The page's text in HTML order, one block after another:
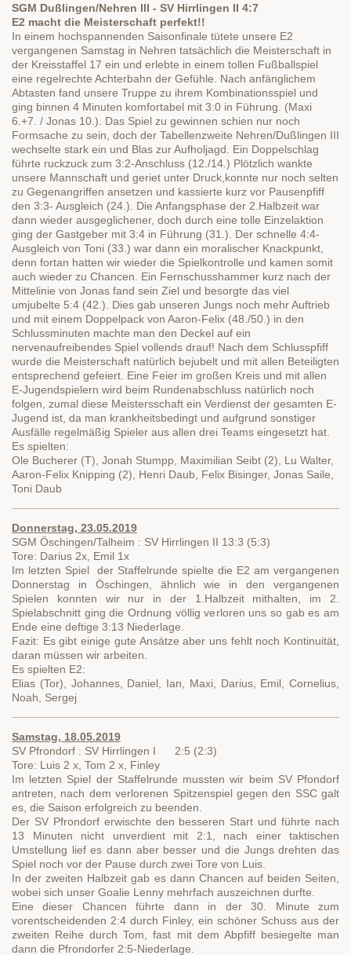
SGM Dußlingen/Nehren III - SV Hirrlingen II 4:7
E2 macht die Meisterschaft perfekt!!
In einem hochspannenden Saisonfinale tütete unsere E2
vergangenen Samstag in Nehren tatsächlich die Meisterschaft in
der Kreisstaffel 17 ein und erlebte in einem tollen Fußballspiel
eine regelrechte Achterbahn der Gefühle. Nach anfänglichem
Abtasten fand unsere Truppe zu ihrem Kombinationsspiel und
ging binnen 4 Minuten komfortabel mit 3:0 in Führung. (Maxi
6.+7. / Jonas 10.). Das Spiel zu gewinnen schien nur noch
Formsache zu sein, doch der Tabellenzweite Nehren/Dußlingen III
wechselte stark ein und Blas zur Aufholjagd. Ein Doppelschlag
führte ruckzuck zum 3:2-Anschluss (12./14.) Plötzlich wankte
unsere Mannschaft und geriet unter Druck,konnte nur noch selten
zu Gegenangriffen ansetzen und kassierte kurz vor Pausenpfiff
den 3:3- Ausgleich (24.). Die Anfangsphase der 2.Halbzeit war
dann wieder ausgeglichener, doch durch eine tolle Einzelaktion
ging der Gastgeber mit 3:4 in Führung (31.). Der schnelle 4:4-
Ausgleich von Toni (33.) war dann ein moralischer Knackpunkt,
denn fortan hatten wir wieder die Spielkontrolle und kamen somit
auch wieder zu Chancen. Ein Fernschusshammer kurz nach der
Mittelinie von Jonas fand sein Ziel und besorgte das viel
umjubelte 5:4 (42.). Dies gab unseren Jungs noch mehr Auftrieb
und mit einem Doppelpack von Aaron-Felix (48./50.) in den
Schlussminuten machte man den Deckel auf ein
nervenaufreibendes Spiel vollends drauf! Nach dem Schlusspfiff
wurde die Meisterschaft natürlich bejubelt und mit allen Beteiligten
entsprechend gefeiert. Eine Feier im großen Kreis und mit allen
E-Jugendspielern wird beim Rundenabschluss natürlich noch
folgen, zumal diese Meistersschaft ein Verdienst der gesamten E-
Jugend ist, da man krankheitsbedingt und aufgrund sonstiger
Ausfälle regelmäßig Spieler aus allen drei Teams eingesetzt hat.
Es spielten:
Ole Bucherer (T), Jonah Stumpp, Maximilian Seibt (2), Lu Walter,
Aaron-Felix Knipping (2), Henri Daub, Felix Bisinger, Jonas Saile,
Toni Daub
Donnerstag, 23.05.2019
SGM Öschingen/Talheim : SV Hirrlingen II 13:3 (5:3)
Tore: Darius 2x, Emil 1x
Im letzten Spiel der Staffelrunde spielte die E2 am vergangenen
Donnerstag in Öschingen, ähnlich wie in den vergangenen
Spielen konnten wir nur in der 1.Halbzeit mithalten, im 2.
Spielabschnitt ging die Ordnung völlig verloren uns so gab es am
Ende eine deftige 3:13 Niederlage.
Fazit: Es gibt einige gute Ansätze aber uns fehlt noch Kontinuität,
daran müssen wir arbeiten.
Es spielten E2:
Elias (Tor), Johannes, Daniel, Ian, Maxi, Darius, Emil, Cornelius,
Noah, Sergej
Samstag, 18.05.2019
SV Pfrondorf : SV Hirrlingen I 2:5 (2:3)
Tore: Luis 2 x, Tom 2 x, Finley
Im letzten Spiel der Staffelrunde mussten wir beim SV Pfondorf
antreten, nach dem verlorenen Spitzenspiel gegen den SSC galt
es, die Saison erfolgreich zu beenden.
Der SV Pfrondorf erwischte den besseren Start und führte nach
13 Minuten nicht unverdient mit 2:1, nach einer taktischen
Umstellung lief es dann aber besser und die Jungs drehten das
Spiel noch vor der Pause durch zwei Tore von Luis.
In der zweiten Halbzeit gab es dann Chancen auf beiden Seiten,
wobei sich unser Goalie Lenny mehrfach auszeichnen durfte.
Eine dieser Chancen führte dann in der 30. Minute zum
vorentscheidenden 2:4 durch Finley, ein schöner Schuss aus der
zweiten Reihe durch Tom, fast mit dem Abpfiff besiegelte man
dann die Pfrondorfer 2:5-Niederlage.